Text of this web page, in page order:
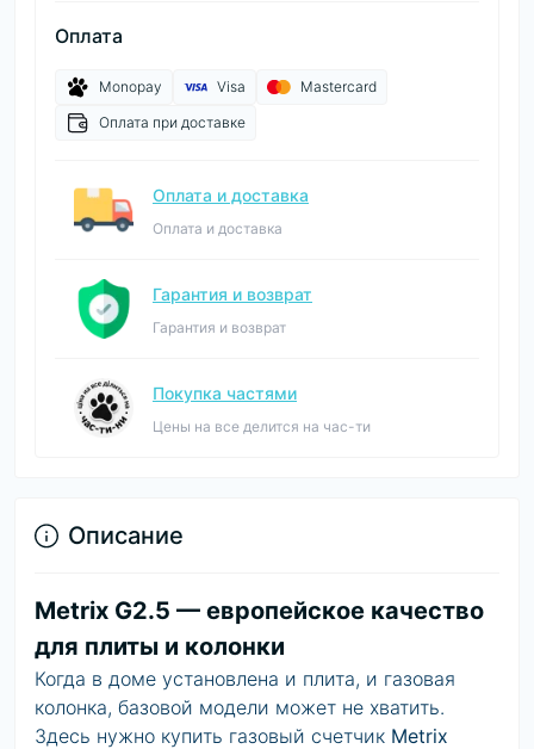
Оплата
Monopay Visa
Mastercard
Оплата при доставке
Оплата и доставка
Оплата и доставка
Гарантия и возврат
Гарантия и возврат
Покупка частями
Цены на все делится на час-ти
Описание
Metrix G2.5 — европейское качество
для плиты и колонки
Когда в доме установлена и плита, и газовая
колонка, базовой модели может не хватить.
Здесь нужно купить газовый счетчик Metrix